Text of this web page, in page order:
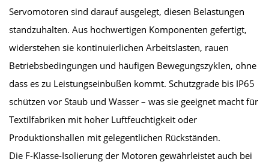
Servomotoren sind darauf ausgelegt, diesen Belastungen
standzuhalten. Aus hochwertigen Komponenten gefertigt,
widerstehen sie kontinuierlichen Arbeitslasten, rauen
Betriebsbedingungen und häufigen Bewegungszyklen, ohne
dass es zu Leistungseinbußen kommt. Schutzgrade bis IP65
schützen vor Staub und Wasser – was sie geeignet macht für
Textilfabriken mit hoher Luftfeuchtigkeit oder
Produktionshallen mit gelegentlichen Rückständen.
Die F-Klasse-Isolierung der Motoren gewährleistet auch bei